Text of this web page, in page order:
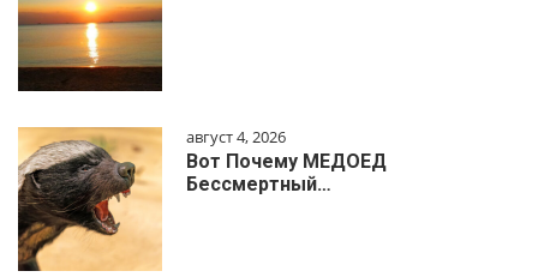
август 4, 2026
Вот Почему МЕДОЕД
Бессмертный…